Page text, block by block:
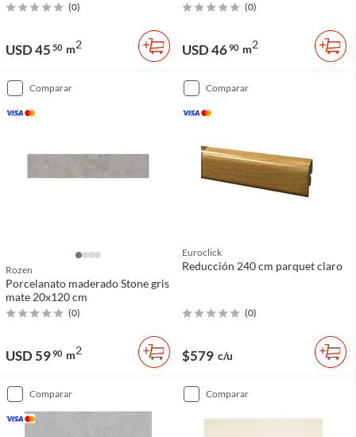
(0)
USD 45 50 m2
(0)
USD 4690 m2
comparar
Rozen
Porcelanato maderado Stone gris
mate 20x120 cm
(0)
USD 5990 m2
comparar
Euroclick
Reducción 240 cm parquet claro
(0)
$579 c/u
comparar comparar